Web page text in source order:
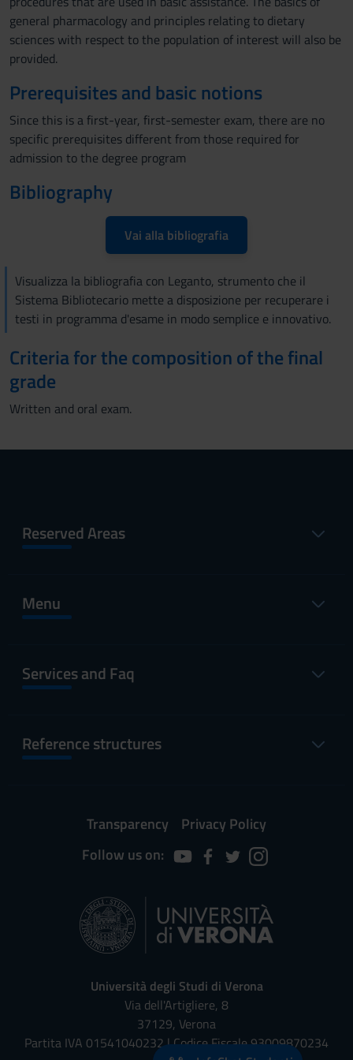
general pharmacology and principles relating to dietary
sciences with respect to the population of interest will also be
provided.
Prerequisites and basic notions
Since this is a first-year, first-semester exam, there are no
specific prerequisites different from those required for
admission to the degree program
Bibliography
Vai alla bibliografia
Visualizza la bibliografia con Leganto, strumento che il
Sistema Bibliotecario mette a disposizione per recuperare i
testi in programma d'esame in modo semplice e innovativo.
Criteria for the composition of the final
grade
Written and oral exam.
Reserved Areas
Menu
Services and Faq
Reference structures
Transparency
Privacy Policy
Follow us on:
Università degli Studi di Verona
Via dell'Artigliere, 8
37129, Verona
Partita IVA 01541040232 | Codice Fiscale 93009870234